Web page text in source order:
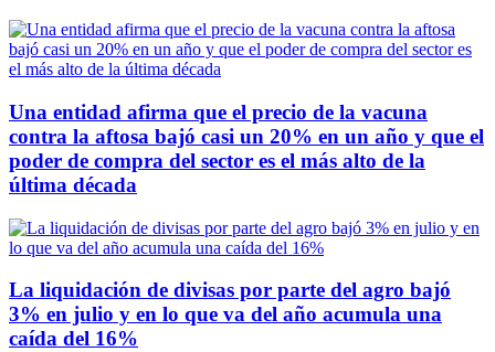
Una entidad afirma que el precio de la vacuna
contra la aftosa bajó casi un 20% en un año y que el
poder de compra del sector es el más alto de la
última década
La liquidación de divisas por parte del agro bajó
3% en julio y en lo que va del año acumula una
caída del 16%